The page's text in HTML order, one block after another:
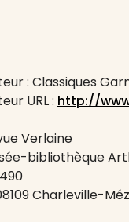
: Classiques
URL : http://
Verlaine
bibliothèque
Charleville-